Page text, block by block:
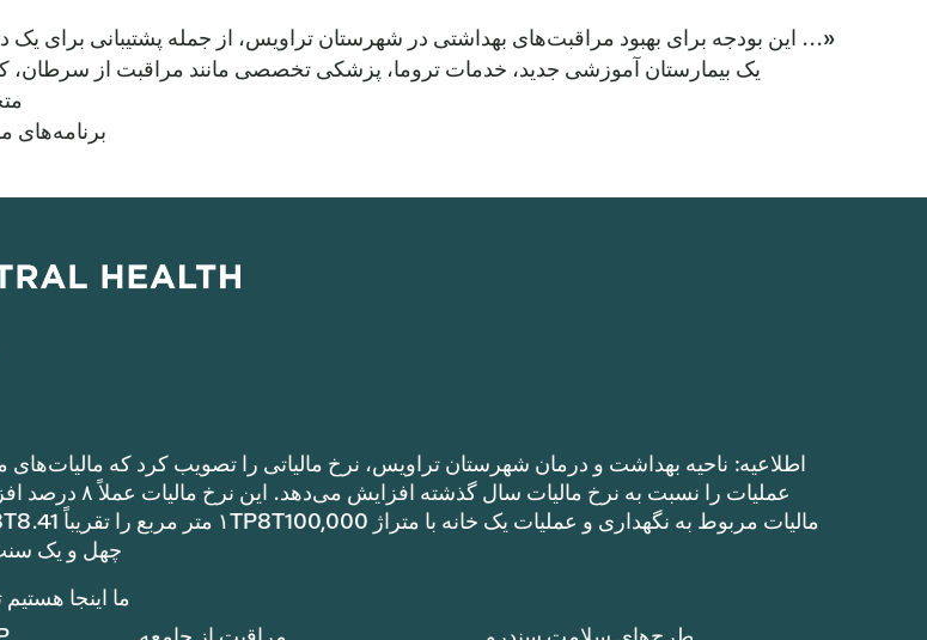
یک بیمارستان آموزشی جدید، خدمات تروما، پزشکی تخصصی مانند مراقبت از سرطان،
برنامه‌های
اطلاعیه: ناحیه بهداشت و درمان شهرستان تراویس، نرخ مالیاتی را تصویب کرد که مالیات‌های
عملیات را نسبت به نرخ مالیات
چهل و یک
ما اینجا